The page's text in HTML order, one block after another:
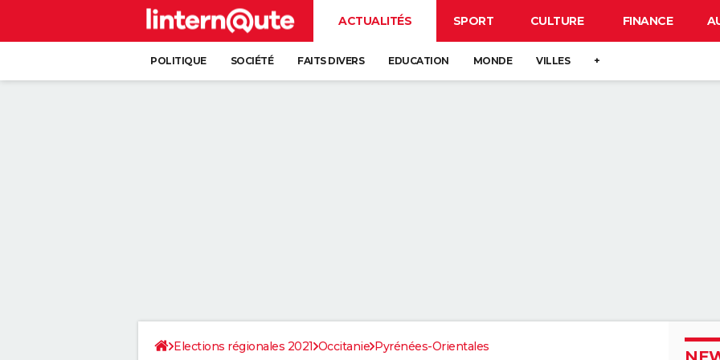
ACTUALITÉS SPORT CULTURE FINANCE
POLITIQUE SOCIÉTÉ FAITS DIVERS EDUCATION MONDE VILLES +
Elections régionales 2021 Occitanie Pyrénées-Orientales